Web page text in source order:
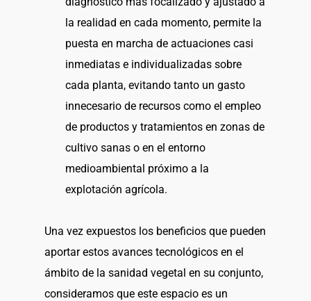
la realidad en cada momento, permite la
puesta en marcha de actuaciones casi
inmediatas e individualizadas sobre
cada planta, evitando tanto un gasto
innecesario de recursos como el empleo
de productos y tratamientos en zonas de
cultivo sanas o en el entorno
medioambiental próximo a la
explotación agrícola.
Una vez expuestos los beneficios que pueden
aportar estos avances tecnológicos en el
ámbito de la sanidad vegetal en su conjunto,
consideramos que este espacio es un